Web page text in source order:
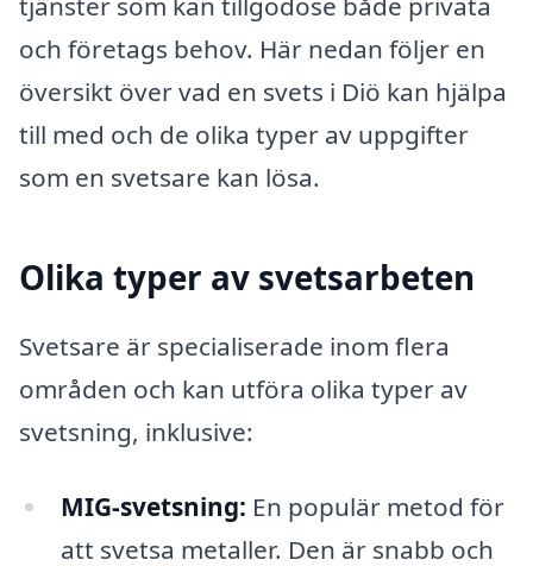
och företags behov. Här nedan följer en
översikt över vad en svets i Diö kan hjälpa
till med och de olika typer av uppgifter
som en svetsare kan lösa.
Olika typer av svetsarbeten
Svetsare är specialiserade inom flera
områden och kan utföra olika typer av
svetsning, inklusive:
MIG-svetsning: En populär metod för
att svetsa metaller. Den är snabb och